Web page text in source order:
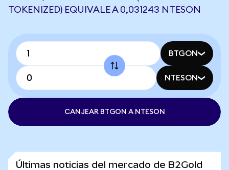
TOKENIZED) EQUIVALE A 0,031243 NTESON
BTGON
NTESON
CANJEAR BTGON A NTESON
Últimas noticias del mercado de B2Gold